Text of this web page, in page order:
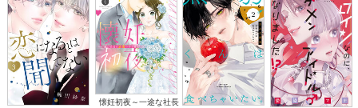
懐妊初夜～一途な社長